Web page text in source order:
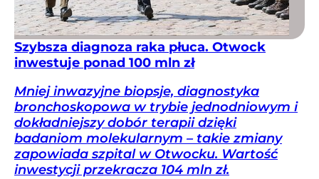
Szybsza diagnoza raka płuca. Otwock
inwestuje ponad 100 mln zł
Mniej inwazyjne biopsje, diagnostyka
bronchoskopowa w trybie jednodniowym i
dokładniejszy dobór terapii dzięki
badaniom molekularnym – takie zmiany
zapowiada szpital w Otwocku. Wartość
inwestycji przekracza 104 mln zł.